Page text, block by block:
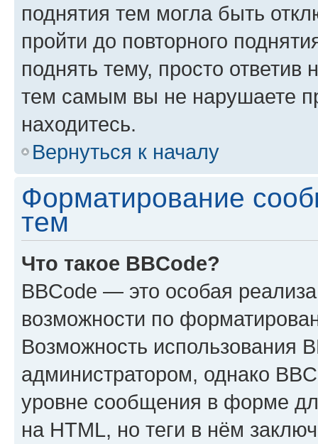
поднятия тем могла быть
пройти до повторного
поднять тему, просто ответив
тем самым вы не нарушаете
находитесь.
Вернуться к началу
Форматирование
тем
Что такое BBCode?
BBCode — это особая
возможности по
Возможность использования
администратором, однако
уровне сообщения в форме
на HTML, но теги в нём